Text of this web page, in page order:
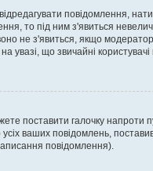
повідомлення,
то під ним з'явиться
не з'явиться, якщо
увазі, що звичайні
поставити галочку напроти
ваших повідомлень,
повідомлення).